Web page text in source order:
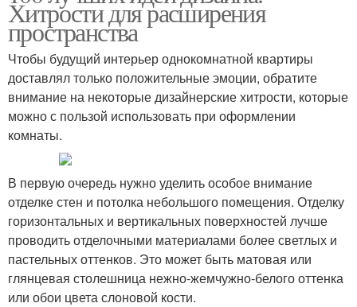
Хитрости для расширения
пространства
Чтобы будущий интерьер однокомнатной квартиры
доставлял только положительные эмоции, обратите
внимание на некоторые дизайнерские хитрости, которые
можно с пользой использовать при оформлении
комнаты.
В первую очередь нужно уделить особое внимание
отделке стен и потолка небольшого помещения. Отделку
горизонтальных и вертикальных поверхностей лучше
проводить отделочными материалами более светлых и
пастельных оттенков. Это может быть матовая или
глянцевая столешница нежно-жемчужно-белого оттенка
или обои цвета слоновой кости.